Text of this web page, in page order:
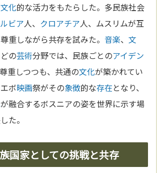
文化的な活力をもたらした。多民族社会
ビア人、 クロアチア人、ムスリムが互
重しながら共存を試みた。音楽、文
の芸術分野では、民族ごとのアイデン
重しつつも、共通の文化が築かれてい
ボ映画祭がその象徴的な存在となり、
が融合するボスニアの姿を世界に示す場
た。
国家としての挑戦と共存